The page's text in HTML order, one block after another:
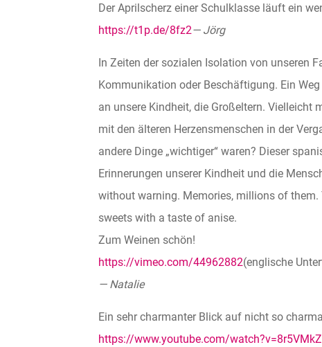
Der Aprilscherz einer Schulklasse läuft ein
https://t1p.de/8fz2— Jörg
In Zeiten der sozialen Isolation von unseren
Kommunikation oder Beschäftigung. Ein
an unsere Kindheit, die Großeltern. Vielleicht
mit den älteren Herzensmenschen in der
andere Dinge „wichtiger“ waren? Dieser
Erinnerungen unserer Kindheit und die
without warning. Memories, millions of
sweets with a taste of anise.
Zum Weinen schön!
https://vimeo.com/44962882(englische
— Natalie
Ein sehr charmanter Blick auf nicht so
https://www.youtube.com/